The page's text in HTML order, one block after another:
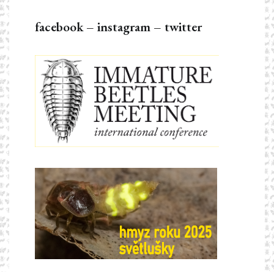
facebook– instagram – twitter